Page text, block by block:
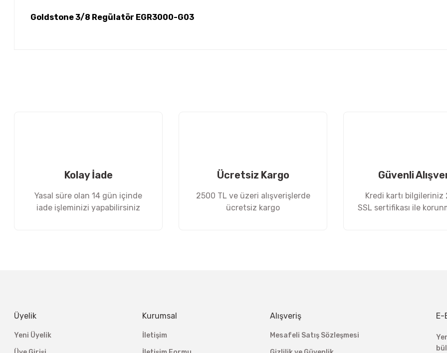
Goldstone 3/8 Regülatör EGR3000-G03
Kolay İade
Yasal süre olan 14 gün içinde
iade işleminizi yapabilirsiniz
Ücretsiz Kargo
2500 TL ve üzeri alışverişlerde
ücretsiz kargo
Güvenli
Kredi kartı bilgileriniz
SSL sertifikası ile
Üyelik
Yeni Üyelik
Kurumsal
İletişim
Alışveriş
Mesafeli Satış Sözleşmesi
E-